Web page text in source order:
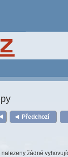
Předchozí
nalezeny žádné